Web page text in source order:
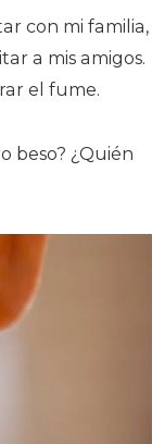
con mi familia,
a mis amigos.
el fume.
beso? ¿Quién